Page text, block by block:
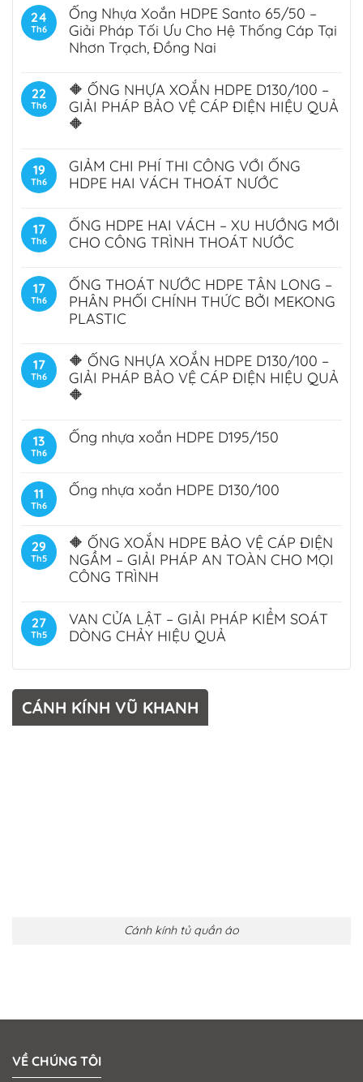
24
Th6
Ống Nhựa Xoắn HDPE Santo 65/50 –
Giải Pháp Tối Ưu Cho Hệ Thống Cáp Tại
Nhơn Trạch, Đồng Nai
22
Th6
🔶 ỐNG NHỰA XOẮN HDPE D130/100 –
GIẢI PHÁP BẢO VỆ CÁP ĐIỆN HIỆU QUẢ
🔶
19
Th6
GIẢM CHI PHÍ THI CÔNG VỚI ỐNG
HDPE HAI VÁCH THOÁT NƯỚC
17
Th6
ỐNG HDPE HAI VÁCH – XU HƯỚNG MỚI
CHO CÔNG TRÌNH THOÁT NƯỚC
17
Th6
ỐNG THOÁT NƯỚC HDPE TÂN LONG –
PHÂN PHỐI CHÍNH THỨC BỞI MEKONG
PLASTIC
17
Th6
🔶 ỐNG NHỰA XOẮN HDPE D130/100 –
GIẢI PHÁP BẢO VỆ CÁP ĐIỆN HIỆU QUẢ
🔶
13
Th6
Ống nhựa xoắn HDPE D195/150
11
Th6
Ống nhựa xoắn HDPE D130/100
29
Th5
🔶 ỐNG XOẮN HDPE BẢO VỆ CÁP ĐIỆN
NGẦM – GIẢI PHÁP AN TOÀN CHO MỌI
CÔNG TRÌNH
27
Th5
VAN CỬA LẬT – GIẢI PHÁP KIỂM SOÁT
DÒNG CHẢY HIỆU QUẢ
CÁNH KÍNH VŨ KHANH
Cánh kính tủ quần áo
VỀ CHÚNG TÔI